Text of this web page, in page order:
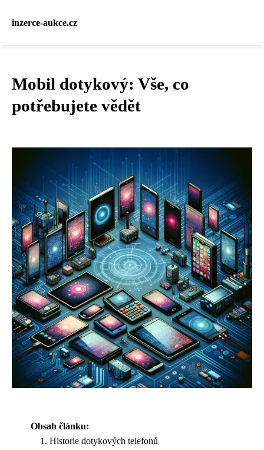
inzerce-aukce.cz
Mobil dotykový: Vše, co
potřebujete vědět
Obsah článku:
Historie dotykových telefonů